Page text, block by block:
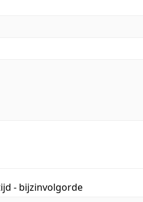
- bijzinvolgorde